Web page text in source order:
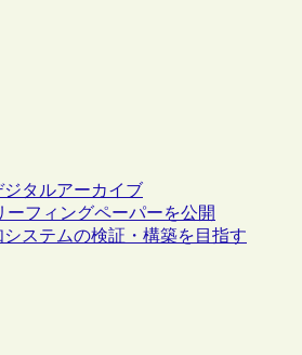
ジタルアーカイブ
ーフィングペーパーを公開
ステムの検証・構築を目指す